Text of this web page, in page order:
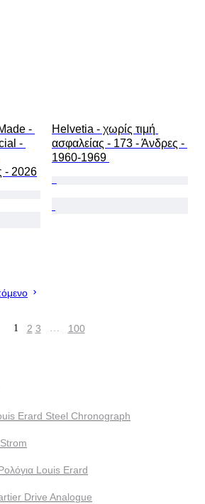
-
-
- 2026
Helvetia - χωρίς τιμή
ασφαλείας - 173 - Άνδρες -
1960-1969
1 2 3 … 100
Erard Steel Chronograph
Louis Erard
Drive Analogue